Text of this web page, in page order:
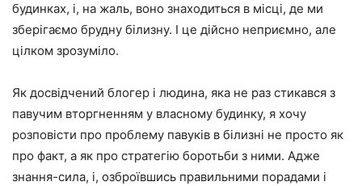
будинках, і, на жаль, воно знаходиться в місці, де ми
зберігаємо брудну білизну. І це дійсно неприємно, але
цілком зрозуміло.
Як досвідчений блогер і людина, яка не раз стикався з
павучим вторгненням у власному будинку, я хочу
розповісти про проблему павуків в білизні не просто як
про факт, а як про стратегію боротьби з ними. Адже
знання-сила, і, озброївшись правильними порадами і